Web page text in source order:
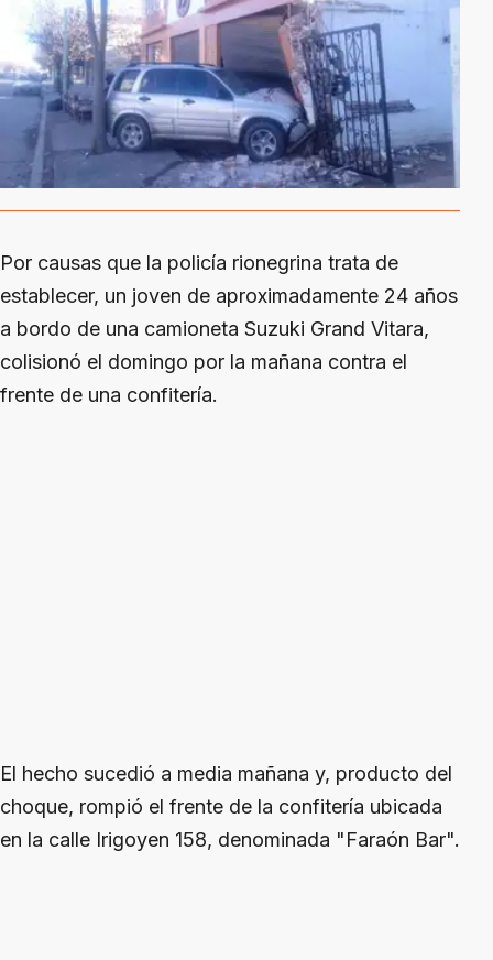
Por causas que la policía rionegrina trata de
establecer, un joven de aproximadamente 24 años
a bordo de una camioneta Suzuki Grand Vitara,
colisionó el domingo por la mañana contra el
frente de una confitería.
El hecho sucedió a media mañana y, producto del
choque, rompió el frente de la confitería ubicada
en la calle Irigoyen 158, denominada "Faraón Bar".